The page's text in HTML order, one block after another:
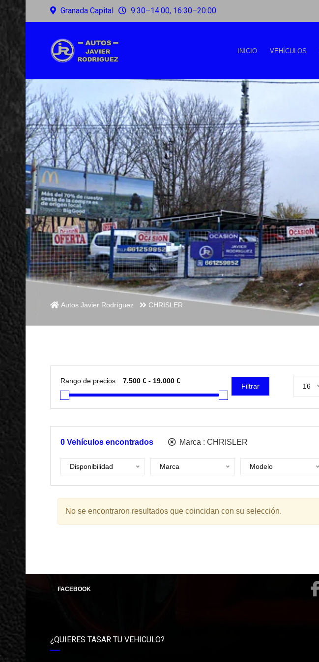
Granada Capital 9:30–14:00, 16:30–20:00
INICIO VEHÍCULOS
Autos Javier Rodríguez CHRISLER
Rango de precios
Filtrar 16
0 Vehículos encontrados Marca : CHRISLER
Disponibilidad Marca Modelo
No se encontraron resultados que coincidan con su selección.
FACEBOOK
¿QUIERES TASAR TU VEHICULO?